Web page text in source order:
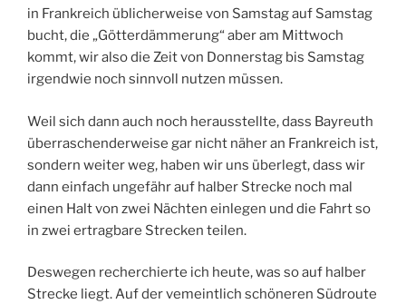
in Frankreich üblicherweise von Samstag auf Samstag
bucht, die „Götterdämmerung“ aber am Mittwoch
kommt, wir also die Zeit von Donnerstag bis Samstag
irgendwie noch sinnvoll nutzen müssen.
Weil sich dann auch noch herausstellte, dass Bayreuth
überraschenderweise gar nicht näher an Frankreich ist,
sondern weiter weg, haben wir uns überlegt, dass wir
dann einfach ungefähr auf halber Strecke noch mal
einen Halt von zwei Nächten einlegen und die Fahrt so
in zwei ertragbare Strecken teilen.
Deswegen recherchierte ich heute, was so auf halber
Strecke liegt. Auf der vemeintlich schöneren Südroute